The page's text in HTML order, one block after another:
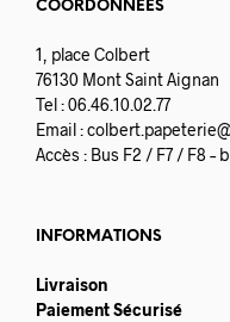
COORDONNÉES
1, place Colbert
76130 Mont Saint Aignan
Tel : 06.46.10.02.77
Email :
Accès : Bus F2 / F7 / F8 –
INFORMATIONS
Livraison
Paiement Sécurisé